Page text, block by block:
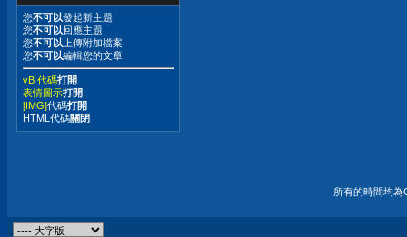
您不可以發起新主題
您不可以回應主題
您不可以 上傳附加檔案
您不可以編輯您的文章
vB 代碼打開
表情圖示打開
[IMG]代碼打開
HTML代碼關閉
所有的時間均為